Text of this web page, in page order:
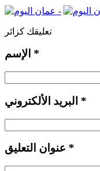
تعليقك كزائر
*
*
*